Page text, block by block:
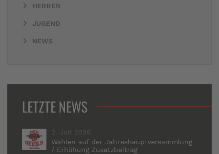
HERREN
JUGEND
NEWS
LETZTE NEWS
2. Juli 2026
Wahlen auf der Jahreshauptversammlung
/ Erhöhung Zusatzbeitrag